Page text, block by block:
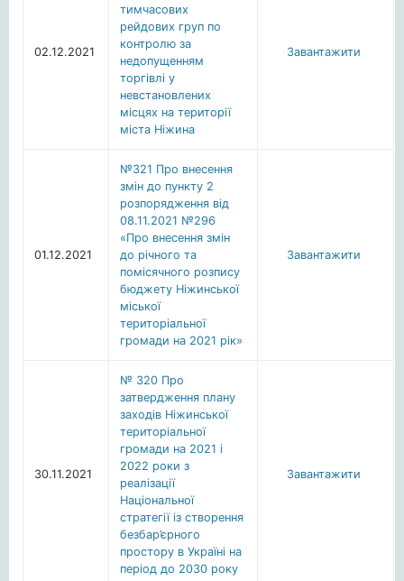
02.12.2021
тимчасових
рейдових груп по
контролю за
недопущенням
торгівлі у
невстановлених
місцях на території
міста Ніжина
Завантажити
01.12.2021
№321 Про внесення
змін до пункту 2
розпорядження від
08.11.2021 №296
«Про внесення змін
до річного та
помісячного розпису
бюджету Ніжинської
міської
територіальної
громади на 2021 рік»
Завантажити
30.11.2021
№ 320 Про
затвердження плану
заходів Ніжинської
територіальної
громади на 2021 і
2022 роки з
реалізації
Національної
стратегії із створення
безбар’єрного
простору в Україні на
період до 2030 року
Завантажити